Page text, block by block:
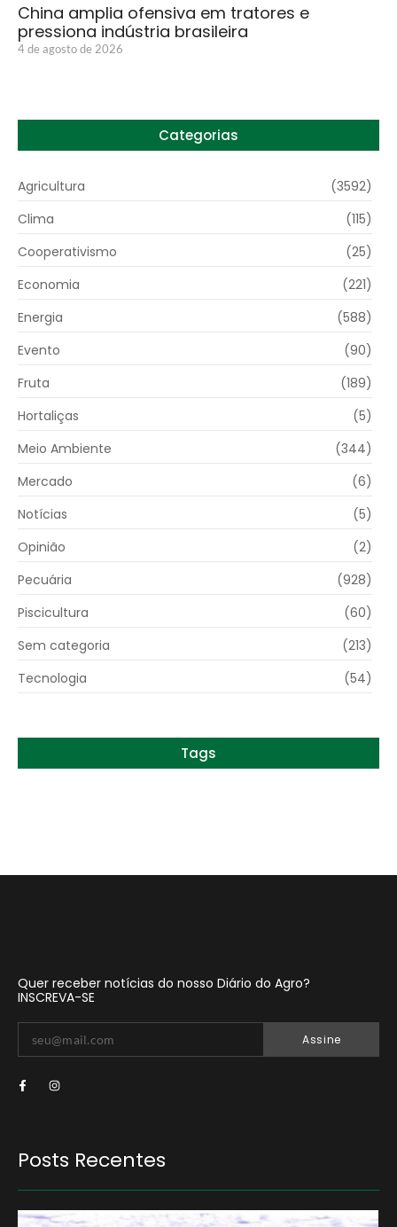
China amplia ofensiva em tratores e
pressiona indústria brasileira
4 de agosto de 2026
Categorias
Agricultura
(3592)
Clima
(115)
Cooperativismo
(25)
Economia
(221)
Energia
(588)
Evento
(90)
Fruta
(189)
Hortaliças
(5)
Meio Ambiente
(344)
Mercado
(6)
Notícias
(5)
Opinião
(2)
Pecuária
(928)
Piscicultura
(60)
Sem categoria
(213)
Tecnologia
(54)
Tags
Quer receber notícias do nosso Diário do Agro?
INSCREVA-SE
Assine
Posts Recentes